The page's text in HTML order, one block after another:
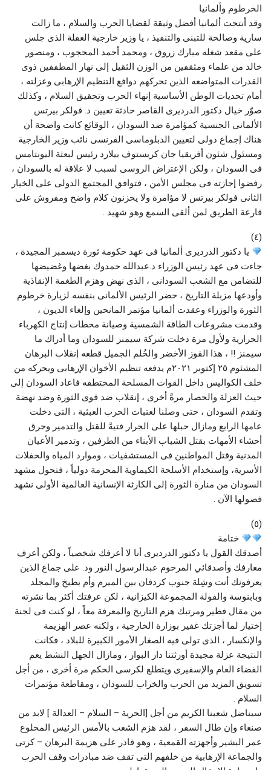
الخرطوم وألمانيا
وقد أنتجت ألمانيا أفضل وثيقة لقضايا الحرب والسلام ، ما زالت
سارية وصالحة للتبنى والتنفيذ ، يا وزير خارجية الغفلة الذى جلس
على مقعد شغله مبارك زروق ، ومحمد أحمد المحجوب ، ومنصور
خالد من علماء ومثقفين من الوزن الثقيل إلى نهار المطففين ذوى
القدرات المتواضعه الذين تحركهم دوافع التنظيم الإرهابى وعزلته ،
أمام تحديات الوطن الأساسية إنهاء الحرب وتحقيق السلام ، وكذلك
صوّر خيال دكتور الدرديرى القاصر حادثة تعيين د. فولكر بيرتس
الألمانى الجنسية كمؤامرة ضد السودان ، الوقائع كانت واضحة أن
هناك إجماع دولى لتعيين الدبلوماسى الفرنسى نائب وزير الخارجية
ومسئول شئون أفريقيا جان كريستوف بيلارد رئيس لبعثة اليونتامس
فى السودان ، ولكن الإعتراض الروسى لسبب لا علاقة له بالسودان ،
رفضوا إجازته فى مجلس الأمن ، فتوافق المجتمع الدولى على الخيار
الثانى فولكر بيرتس لا مؤامرة ولا يحزنون كلام واضح ومفروش على
قارعة الطريق لمن ألقى السمع وهو شهيد .
(٤)
يا دكتور الدرديرى ألمانيا فى عهد حكومة ثورة ديسمبر المجيدة ،
جاءت فى عهد رئيس الوزراء د.عبدالله حمدوك بغضها وغضيضها
للتضامن مع الشعب السودانى ، الذى نهض وهزم الطغمة الإنقاذية
وأودعها مزبلة التاريخ ، حضر الرئيس الألمانى بنفسه لزيارة خرطوم
الثورة والوزراء وعقدت ألمانيا مؤتمر المانحين وإلغاء الديون ،
وقدمت مشروعات الطاقة الشمسية وصيانة محطات إنتاج الكهرباء
الحرارية ولأول مرة دخلت شركة سيمنز للسودان وما أدراك ما
سيمنز !! ، هذا القوز الأخضر والحُلم الجميل قطعه إنقلاب البرهان
المشئوم ٢٥ إكتوبر ٢٠٢١م يدفعه تنظيم الأخوان الإرهابى ويحركه من
خلف الكواليس داخل القوات المسلحة المختطفه فاعاد السودان إلى
حيث العزلة والحصار مرةً أخرى ، إنقلاب ضد قوى الثورة وضد نهضة
وتقدم السودان ، حتى وصلنا لعتبات الحرب العبثية ، التى دخلت
عامها الرابع ومازال حبلها على الجرار فتيةً للقتل والتدمير وحرق
أحشاء الأمهات بقتل الشباب الأبناء من الطرفين ، وتدمير الأعيان
المدنية وقتل المواطنين فى المستشفيات ، وموارد المياه والحفلات
الأسرية، وإستخدام الأسلحة الكيماوية المحرمة دولياً ، فتحول مشهد
السودان من منارة الثورة إلى الكارثة الإنسانية العالمية الأولى نشهد
فصولها الآن .
(٥)
ختامة
أصدقك القول يا دكتور الدرديرى أنا لا أعرفك شخصياً ، ولكن أعرف
معارفك وأصدقائي المرحوم عبدالرسول النور ود. على جماع الذين
يعرفونك أنت وشِلة جنوب كردفان بين الميرم وأم بطيخ والمجلد
وبابنوسة والفولة المجموعة الكيزانية ، لكن عرفتك أكثر بما نشرته
من مقال فطير ومرتبك هزم التاريخ والمعرفة معاً ، لو كنت فى لجنة
إختيار لما أجزتك غفير بوزارة الخارجية ، ولكنه عصر الهزيمة
والإنكسار ، الذى تولى فيه الصغار الأمور الكبيرة للبلاد ، فكانت
النتيجة عزلة مجيدة أورثتنا دار البوار ، ومازال الجهل النشط يعم
الفضاء العام والإسفيرى ويتطلع لكرسى الحكم مرة أخرى ، من أجل
تسويق المزيد من الحرب والخراب للسودان ، ومقاطعة مؤتمرات
السلام .
سيناضل شعبنا الكريم من أجل [الحرية – السلام – العدالة ] لابد من
صنعاء وإن طال السفر ، لقد هزم الشعب بالأمس الرئيس المخلوع
عمر البشير وأجهزته القمعية ، وهو قادر على هزيمة البرهان – كرتى
والجماعة الإرهابية من خلفهم التى تقف ضد مبادرات وقف الحرب